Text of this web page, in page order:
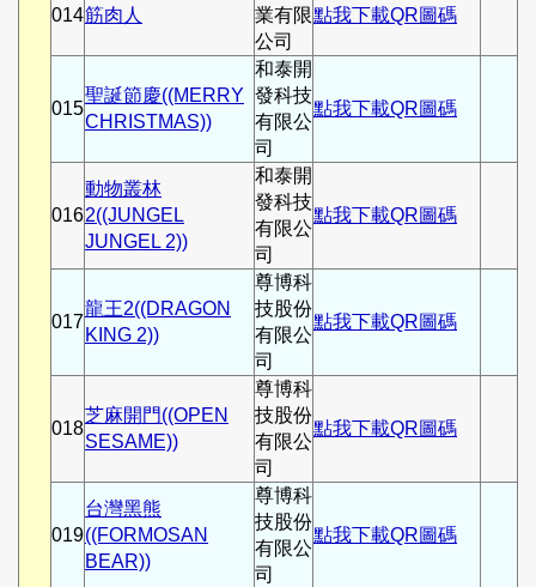
014筋肉人
業有限
公司
點我下載QR圖碼
015
聖誕節慶((MERRY
CHRISTMAS))
和泰開
發科技
有限公
司
點我下載QR圖碼
016
動物叢林
2((JUNGEL
JUNGEL 2))
和泰開
發科技
有限公
司
點我下載QR圖碼
017
龍王2((DRAGON
KING 2))
尊博科
技股份
有限公
司
點我下載QR圖碼
018
芝麻開門((OPEN
SESAME))
尊博科
技股份
有限公
司
點我下載QR圖碼
019
台灣黑熊
((FORMOSAN
BEAR))
尊博科
技股份
有限公
司
點我下載QR圖碼